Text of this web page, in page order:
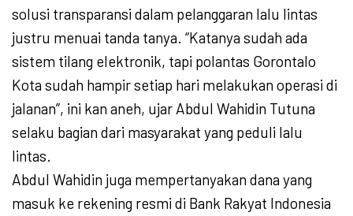
solusi transparansi dalam pelanggaran lalu lintas
justru menuai tanda tanya. “Katanya sudah ada
sistem tilang elektronik, tapi polantas Gorontalo
Kota sudah hampir setiap hari melakukan operasi di
jalanan”, ini kan aneh, ujar Abdul Wahidin Tutuna
selaku bagian dari masyarakat yang peduli lalu
lintas.
Abdul Wahidin juga mempertanyakan dana yang
masuk ke rekening resmi di Bank Rakyat Indonesia